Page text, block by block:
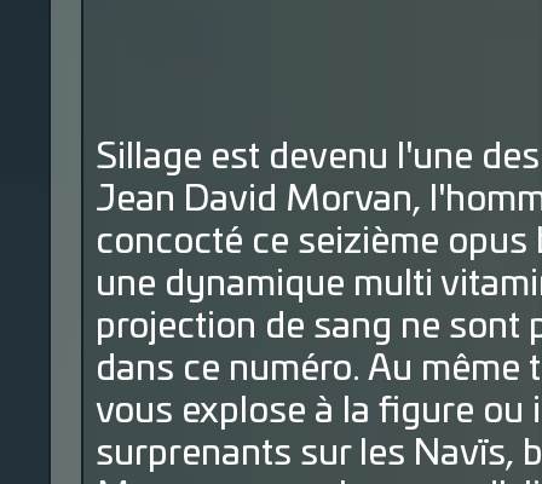
Sillage est devenu l'une
Jean David Morvan,
concocté ce seizième
une dynamique multi
projection de sang ne sont
dans ce numéro. Au
vous explose à la figure ou
surprenants sur les Navïs,